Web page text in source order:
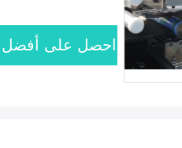
احصل على